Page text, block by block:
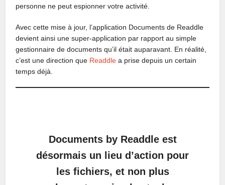
personne ne peut espionner votre activité.
Avec cette mise à jour, l’application Documents de Readdle
devient ainsi une super-application par rapport au simple
gestionnaire de documents qu’il était auparavant. En réalité,
c’est une direction que Readdle a prise depuis un certain
temps déjà.
Documents by Readdle est
désormais un lieu d’action pour
les fichiers, et non plus